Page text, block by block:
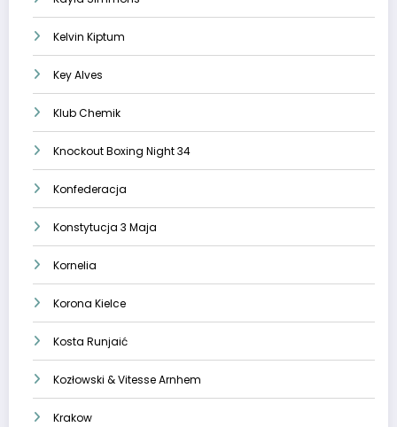
Kelvin Kiptum
Key Alves
Klub Chemik
Knockout Boxing Night 34
Konfederacja
Konstytucja 3 Maja
Kornelia
Korona Kielce
Kosta Runjaić
Kozłowski & Vitesse Arnhem
Krakow